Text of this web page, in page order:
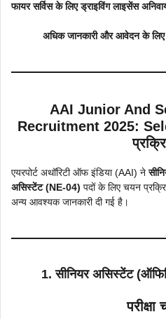
फायर सर्विस के लिए ड्राइविंग लाइसेंस
अधिक जानकारी और आवेदन के लिए
AAI Junior And
Recruitment 2025:
एयरपोर्ट अथॉरिटी ऑफ इंडिया (AAI) ने
असिस्टेंट (NE-04) पदों के लिए चयन
अन्य आवश्यक जानकारी दी गई है।
1. सीनियर असिस्टेंट
परीक्षा